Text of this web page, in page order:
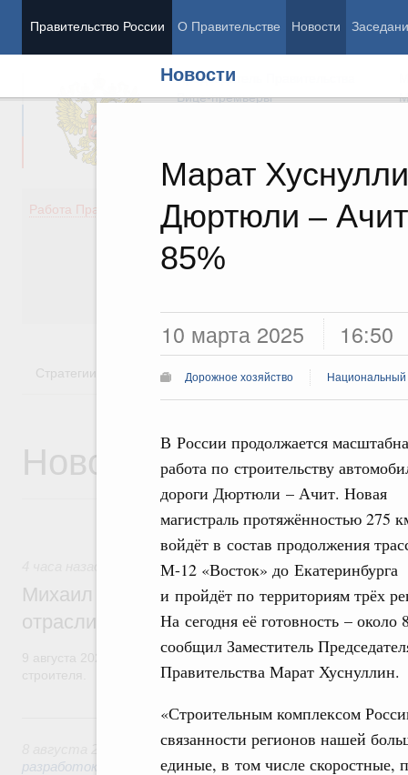
Правительство России О Правительстве Новости
Новости
Марат
Дюртюли – Ачит
85%
10 марта 2025 16:50
Дорожное хозяйство Национальный
В России продолжается
работа по строительству
дороги Дюртюли – Ачит. Новая
магистраль протяжённостью 275
войдёт в состав продолжения
М-12 «Восток» до Екатеринбурга
и пройдёт по территориям трёх
На сегодня её готовность – около
сообщил Заместитель
Правительства Марат Хуснуллин.
«Строительным комплексом
связанности регионов нашей
единые, в том числе скоростные,
Председатель Правительства
Вице-премьеры
Работа Правительства
Демография
Здоровье
Стратегии Государственные программы
Новости
Регулирование в сфере строительства
Михаил Мишустин поздравил
отрасли с профессиональным
9 августа 2026 года отмечается профессиональный праздник
Вчера
Государственная политика в сфере
разработок